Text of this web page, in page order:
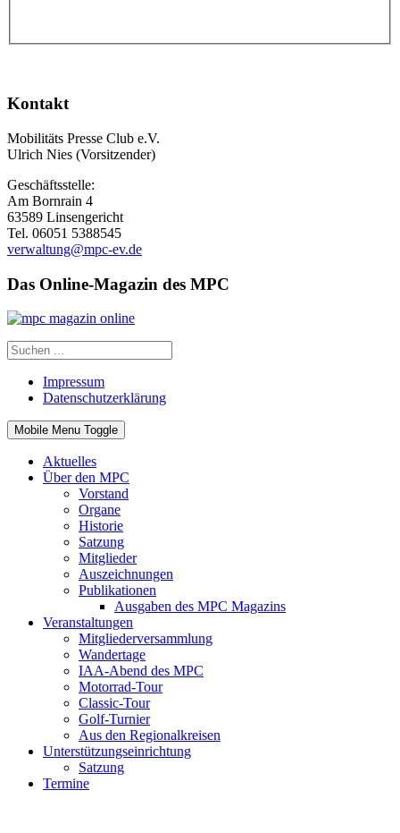
Kontakt
Mobilitäts Presse Club e.V.
Ulrich Nies (Vorsitzender)
Geschäftsstelle:
Am Bornrain 4
63589 Linsengericht
Tel. 06051 5388545
verwaltung@mpc-ev.de
Das Online-Magazin des MPC
Impressum
Datenschutzerklärung
Mobile Menu Toggle
Aktuelles
Über den MPC
Vorstand
Organe
Historie
Satzung
Mitglieder
Auszeichnungen
Publikationen
Ausgaben des MPC Magazins
Veranstaltungen
Mitgliederversammlung
Wandertage
IAA-Abend des MPC
Motorrad-Tour
Classic-Tour
Golf-Turnier
Aus den Regionalkreisen
Unterstützungseinrichtung
Satzung
Termine